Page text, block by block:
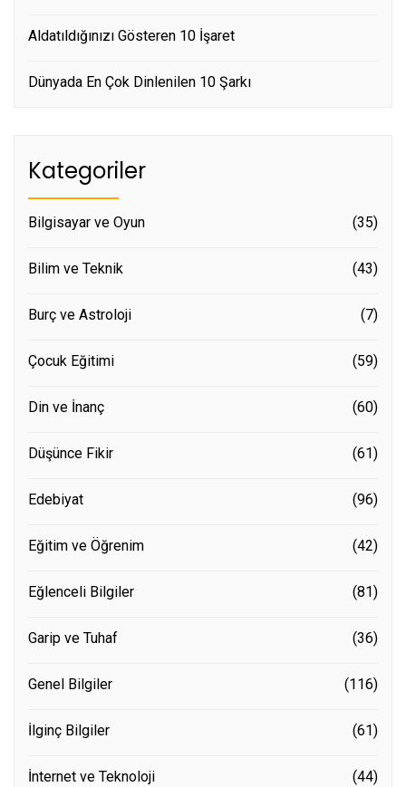
Aldatıldığınızı Gösteren 10 İşaret
Dünyada En Çok Dinlenilen 10 Şarkı
Kategoriler
Bilgisayar ve Oyun (35)
Bilim ve Teknik (43)
Burç ve Astroloji (7)
Çocuk Eğitimi (59)
Din ve İnanç (60)
Düşünce Fikir (61)
Edebiyat (96)
Eğitim ve Öğrenim (42)
Eğlenceli Bilgiler (81)
Garip ve Tuhaf (36)
Genel Bilgiler (116)
İlginç Bilgiler (61)
İnternet ve Teknoloji (44)